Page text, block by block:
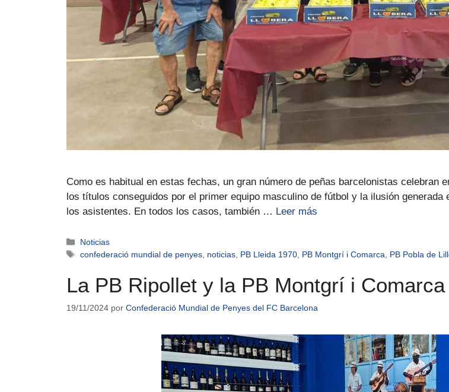
Como es habitual en estas fechas, un gran número de peñas barcelonistas celebran
los títulos conseguidos por el primer equipo masculino de fútbol y la ilusión
los asistentes. En todos los casos, también … Leer más
Noticias
confederació mundial de penyes noticias PB Lleida 1970 PB Montgrí i Comarca PB Pobla de
La PB Ripollet y la PB Montgrí i
19/11/2024 por Confederació Mundial de Penyes del FC Barcelona